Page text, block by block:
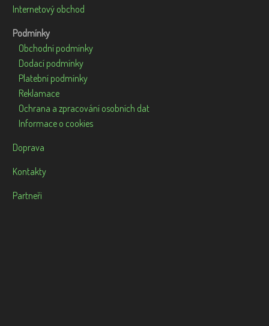
Internetový obchod
Podmínky
Obchodní podmínky
Dodací podmínky
Platební podmínky
Reklamace
Ochrana a zpracování osobních dat
Informace o cookies
Doprava
Kontakty
Partneři